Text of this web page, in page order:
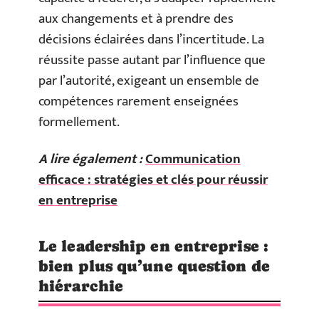
aux changements et à prendre des
décisions éclairées dans l’incertitude. La
réussite passe autant par l’influence que
par l’autorité, exigeant un ensemble de
compétences rarement enseignées
formellement.
A lire également :Communication
efficace : stratégies et clés pour réussir
en entreprise
Le leadership en entreprise :
bien plus qu’une question de
hiérarchie